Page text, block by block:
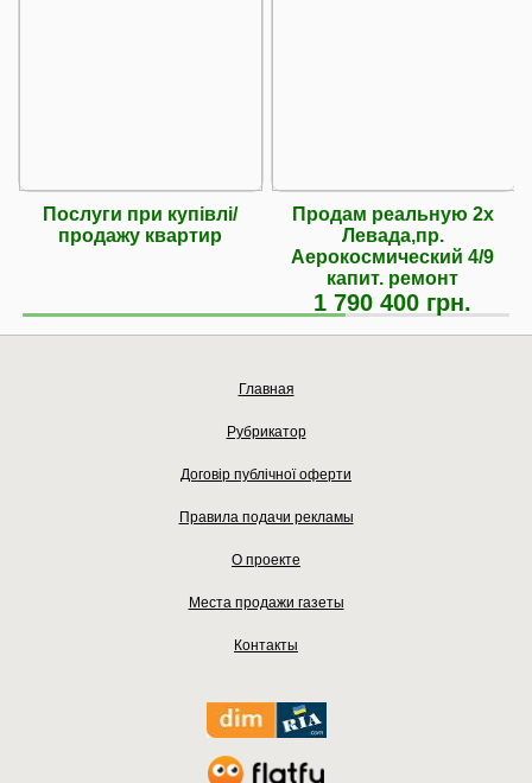
Послуги при купівлі/
продажу квартир
Продам реальную 2х
Левада,пр.
Аерокосмический 4/9
капит. ремонт
1 790 400 грн.
Главная
Рубрикатор
Договір публічної оферти
Правила подачи рекламы
О проекте
Места продажи газеты
Контакты